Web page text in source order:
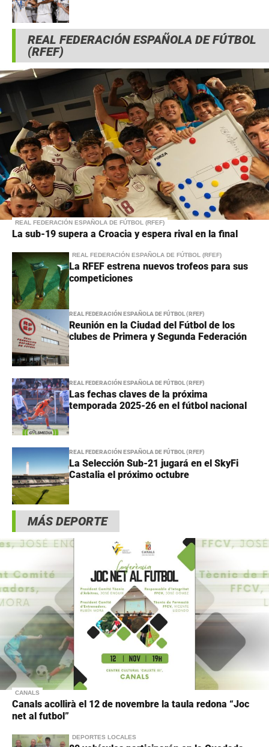
REAL FEDERACIÓN ESPAÑOLA DE FÚTBOL
(RFEF)
REAL FEDERACIÓN ESPAÑOLA DE FÚTBOL (RFEF)
La sub-19 supera a Croacia y espera rival en la final
REAL FEDERACIÓN ESPAÑOLA DE FÚTBOL (RFEF)
La RFEF estrena nuevos trofeos para sus
competiciones
REAL FEDERACIÓN ESPAÑOLA DE FÚTBOL (RFEF)
Reunión en la Ciudad del Fútbol de los
clubes de Primera y Segunda Federación
REAL FEDERACIÓN ESPAÑOLA DE FÚTBOL (RFEF)
Las fechas claves de la próxima
temporada 2025-26 en el fútbol nacional
REAL FEDERACIÓN ESPAÑOLA DE FÚTBOL (RFEF)
La Selección Sub-21 jugará en el SkyFi
Castalia el próximo octubre
MÁS DEPORTE
CANALS
Canals acollirà el 12 de novembre la taula redona “Joc
net al futbol”
DEPORTES LOCALES